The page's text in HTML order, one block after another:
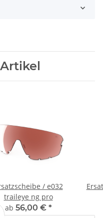
/ e032
traileye ng pro
ab 56,00 € *